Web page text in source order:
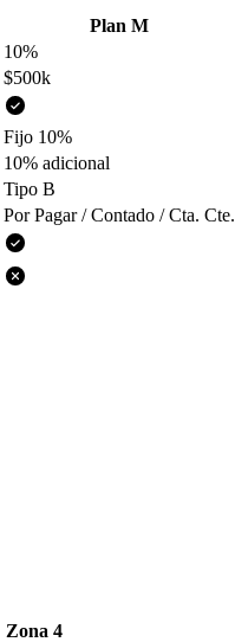
Plan M
10%
$500k
Fijo 10%
10% adicional
Tipo B
Por Pagar / Contado / Cta. Cte.
Zona 4